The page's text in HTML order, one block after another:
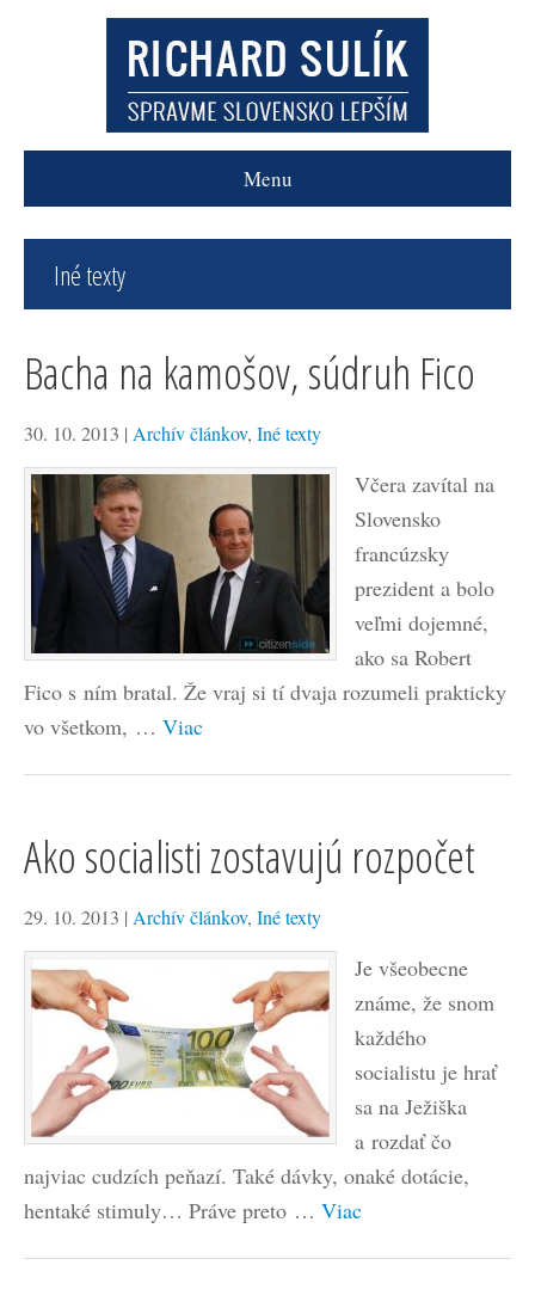
Menu
Iné texty
Bacha na kamošov, súdruh Fico
30. 10. 2013 | Archív článkov, Iné texty
Včera zavítal na
Slovensko
francúzsky
prezident a bolo
veľmi dojemné,
ako sa Robert
Fico s ním bratal. Že vraj si tí dvaja rozumeli prakticky
vo všetkom, … Viac
Ako socialisti zostavujú rozpočet
29. 10. 2013 | Archív článkov, Iné texty
Je všeobecne
známe, že snom
každého
socialistu je hrať
sa na Ježiška
a rozdať čo
najviac cudzích peňazí. Také dávky, onaké dotácie,
hentaké stimuly… Práve preto … Viac